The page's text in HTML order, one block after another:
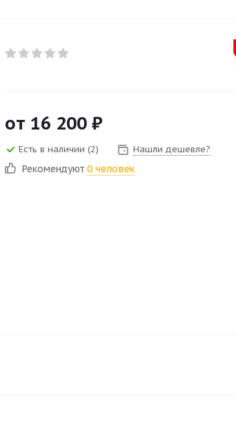
от 16 200 ₽
Есть в наличии (2) Нашли дешевле?
Рекомендуют 0 человек